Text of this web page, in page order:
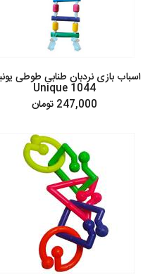
اسباب بازی نردبان طنابی طوطی
1044 Unique
247,000 تومان